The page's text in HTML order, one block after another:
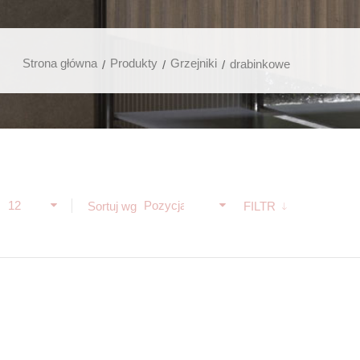
Strona główna Produkty Grzejniki drabinkowe
Sortuj wg Pozycja FILTR
12